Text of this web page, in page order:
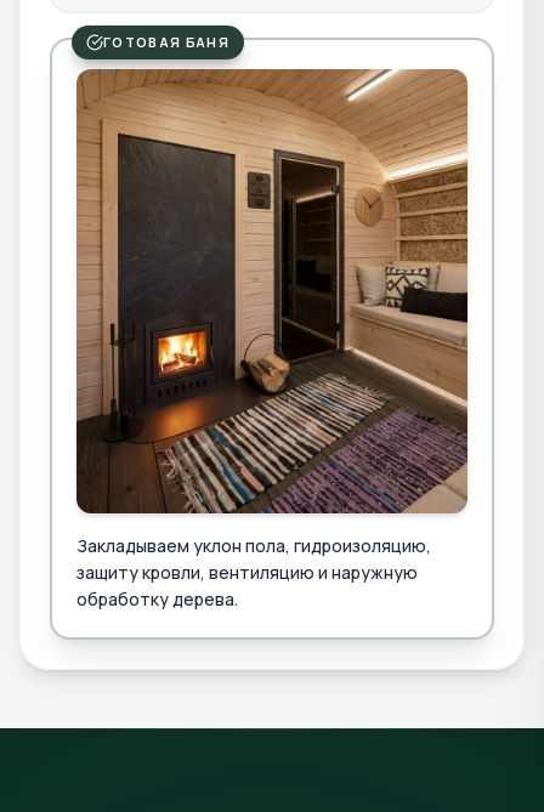
ГОТОВАЯ БАНЯ
Закладываем уклон пола, гидроизоляцию,
защиту кровли, вентиляцию и наружную
обработку дерева.